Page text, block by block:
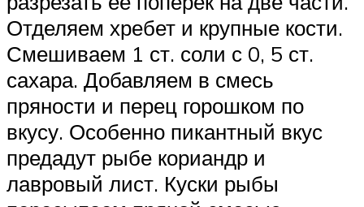
Отделяем хребет и крупные кости.
Смешиваем 1 ст. соли с 0, 5 ст.
сахара. Добавляем в смесь
пряности и перец горошком по
вкусу. Особенно пикантный вкус
предадут рыбе кориандр и
лавровый лист. Куски рыбы